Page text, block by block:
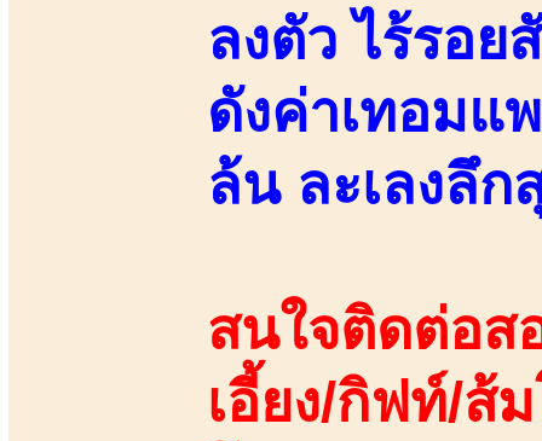
ลงตัว ไร้รอ
ดังค่าเทอมแ
ล้น ละเลงลึ
สนใจติดต่อส
เอี้ยง/กิฟท์/ส้